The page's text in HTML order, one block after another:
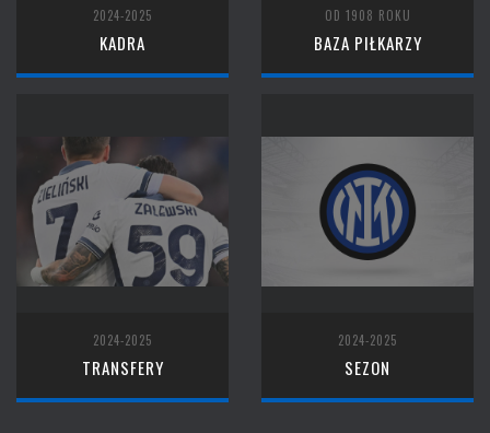
2024-2025
KADRA
OD 1908 ROKU
BAZA PIŁKARZY
2024-2025
TRANSFERY
2024-2025
SEZON